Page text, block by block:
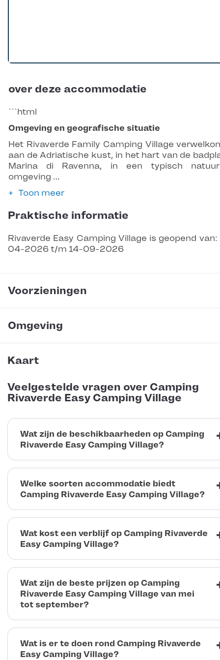
over deze accommodatie
```html
Omgeving en geografische situatie
Het Rivaverde Family Camping Village
aan de Adriatische kust, in het hart van de
Marina di Ravenna, in een typisch
omgeving …
Toon meer
Praktische informatie
Rivaverde Easy Camping Village is geopend
04-2026 t/m 14-09-2026
Voorzieningen
Omgeving
Kaart
Veelgestelde vragen over Camping
Rivaverde Easy Camping Village
Wat zijn de beschikbaarheden op Camping
Rivaverde Easy Camping Village?
Welke soorten accommodatie biedt
Camping Rivaverde Easy Camping Village?
Wat kost een verblijf op Camping Rivaverde
Easy Camping Village?
Wat zijn de beste prijzen op Camping
Rivaverde Easy Camping Village van mei
tot september?
Wat is er te doen rond Camping Rivaverde
Easy Camping Village?